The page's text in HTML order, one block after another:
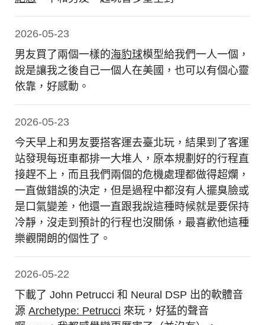
2026-05-23
男友買了兩個一樣的海豹球模型給我們一人一個，
說是讓我之後自己一個人在美國，也可以有個心靈
依靠，好感動。
2026-05-23
今天早上和男友要搭客運去臺北玩，結果到了客運
站發現每班車都排一大堆人，原本規劃好的行程直
接趕不上，而且我們兩個的危機處理都做得超爛，
一直做錯誤的決定，但是過程中都沒有人擺臭臉或
是口氣變差，他還一直跟我說這種時候就是要保持
冷靜，沒走到預計的行程也沒關係，最喜歡他這種
樂觀開朗的個性了。
2026-05-22
下載了 John Petrucci 和 Neural DSP 出的軟體音
源Archetype: Petrucci 來玩，好猛的聲音